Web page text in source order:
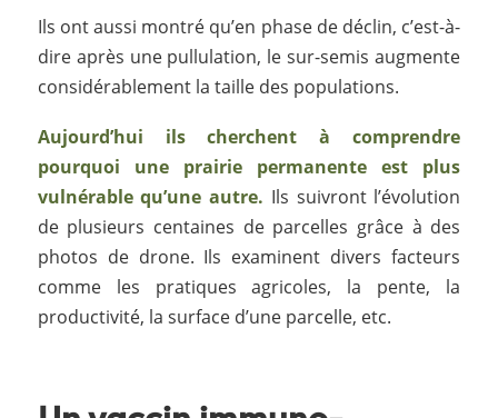
Ils ont aussi montré qu’en phase de déclin, c’est-à-
dire après une pullulation, le sur-semis augmente
considérablement la taille des populations.
Aujourd’hui ils cherchent à comprendre
pourquoi une prairie permanente est plus
vulnérable qu’une autre. Ils suivront l’évolution
de plusieurs centaines de parcelles grâce à des
photos de drone. Ils examinent divers facteurs
comme les pratiques agricoles, la pente, la
productivité, la surface d’une parcelle, etc.